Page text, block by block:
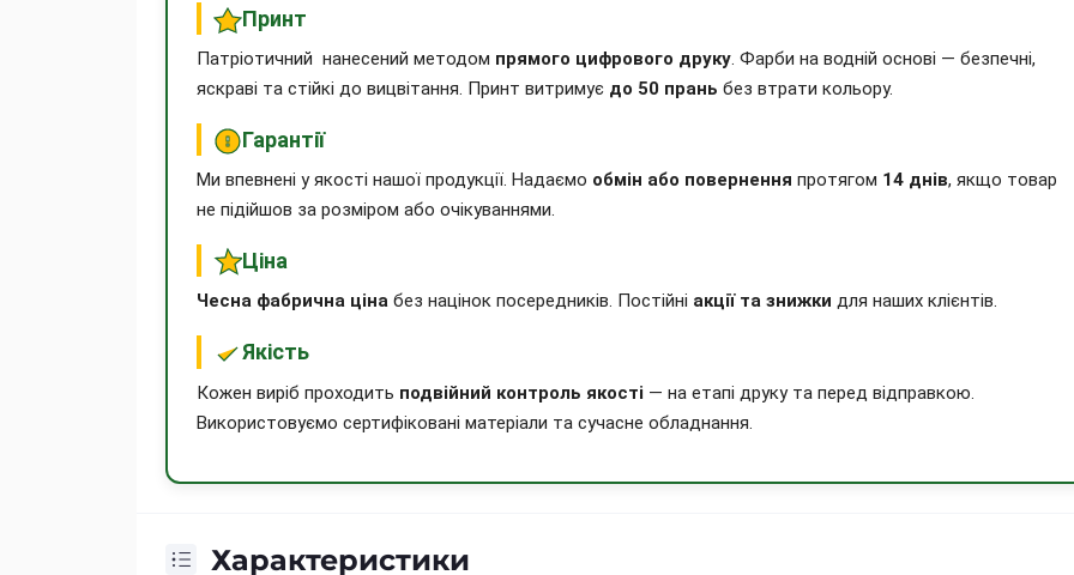
Принт
Патріотичний нанесений методом прямого цифрового друку. Фарби на водній основі — безпечні,
яскраві та стійкі до вицвітання. Принт витримує до 50 прань без втрати кольору.
Гарантії
Ми впевнені у якості нашої продукції. Надаємо обмін або повернення протягом 14 днів, якщо товар
не підійшов за розміром або очікуваннями.
Ціна
Чесна фабрична ціна без націнок посередників. Постійні акції та знижки для наших клієнтів.
Якість
Кожен виріб проходить подвійний контроль якості — на етапі друку та перед відправкою.
Використовуємо сертифіковані матеріали та сучасне обладнання.
Характеристики